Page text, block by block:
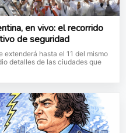
en vivo: el recorrido
de seguridad
extenderá hasta el 11 del mismo
detalles de las ciudades que